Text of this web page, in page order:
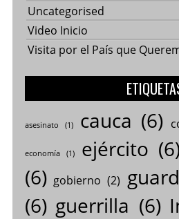
Uncategorised
Video Inicio
Visita por el País que
asesinato (1) cauca (6)
economía(1) ejército
(6) gobierno (2)
(6) guerrilla (6)